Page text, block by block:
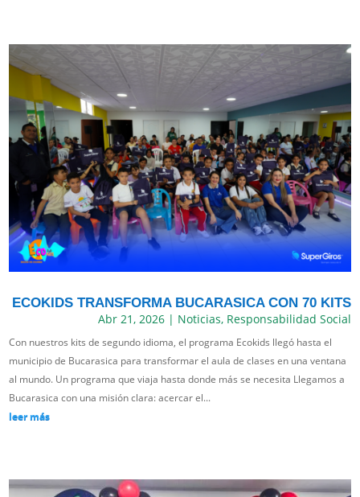
ECOKIDS TRANSFORMA BUCARASICA CON 70 KITS
Abr 21, 2026| Noticias, Responsabilidad Social
Con nuestros kits de segundo idioma, el programa Ecokids llegó hasta el
municipio de Bucarasica para transformar el aula de clases en una ventana
al mundo. Un programa que viaja hasta donde más se necesita Llegamos a
Bucarasica con una misión clara: acercar el...
leer más